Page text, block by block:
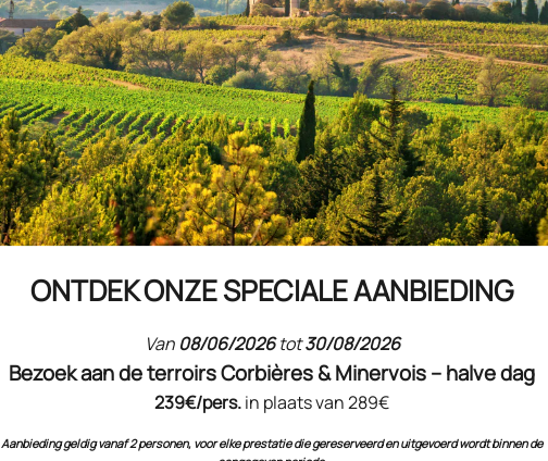
ONTDEK ONZE SPECIALE AANBIEDING
Van 08/06/2026tot30/08/2026
Bezoek aan de terroirs Corbières & Minervois – halve dag
239€/pers.in plaats van 289€
Aanbieding geldig vanaf 2 personen, voor elke prestatie die gereserveerd en uitgevoerd wordt binnen de